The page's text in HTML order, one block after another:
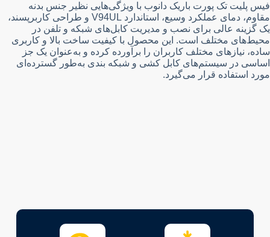
فیس پلیت تک پورت باریک دانوب با ویژگی‌هایی نظیر جنس بدنه
مقاوم، دمای عملکرد وسیع، استاندارد V94UL و طراحی کاربرپسند،
یک گزینه عالی برای نصب و مدیریت کابل‌های شبکه و تلفن در
محیط‌های مختلف است. این محصول با کیفیت ساخت بالا و کاربری
ساده، نیازهای مختلف کاربران را برآورده کرده و به‌عنوان یک جز
اساسی در سیستم‌های کابل کشی و شبکه بندی به‌طور گسترده‌ای
مورد استفاده قرار می‌گیرد.